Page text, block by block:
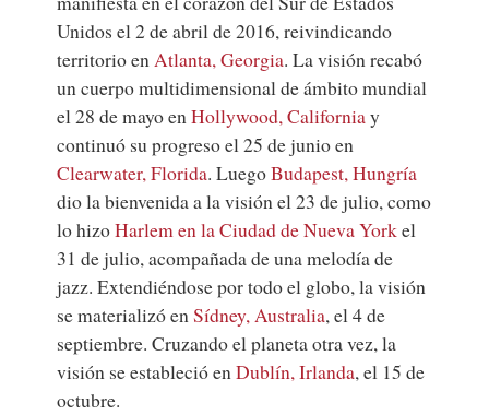
Unidos el 2 de abril de 2016, reivindicando
territorio enAtlanta, Georgia. La visión recabó
un cuerpo multidimensional de ámbito mundial
el 28 de mayo enHollywood, Californiay
continuó su progreso el 25 de junio en
Clearwater, Florida. LuegoBudapest, Hungría
dio la bienvenida a la visión el 23 de julio, como
lo hizoHarlem en la Ciudad de Nueva Yorkel
31 de julio, acompañada de una melodía de
jazz. Extendiéndose por todo el globo, la visión
se materializó enSídney, Australia, el 4 de
septiembre. Cruzando el planeta otra vez, la
visión se estableció enDublín, Irlanda, el 15 de
octubre.